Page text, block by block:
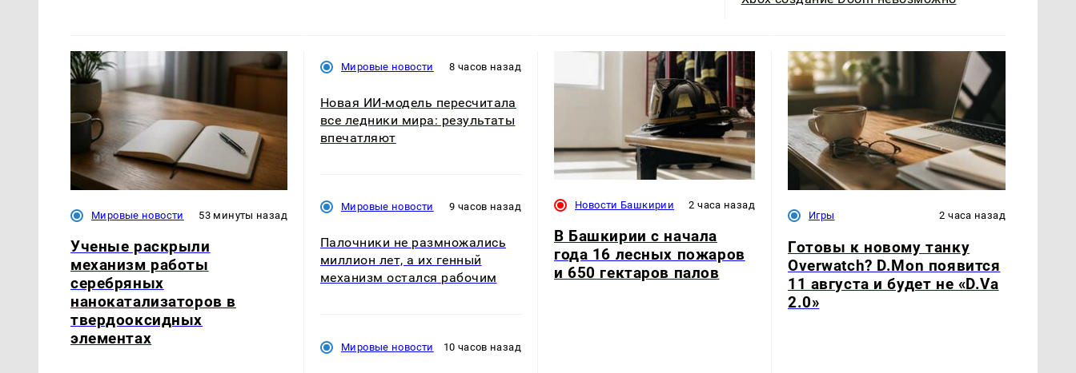
Мировые новости 53 минуты назад
Ученые раскрыли
механизм работы
серебряных
нанокатализаторов в
твердооксидных
элементах
Мировые новости 8 часов назад
Новая ИИ-модель пересчитала
все ледники мира: результаты
впечатляют
Мировые новости 9 часов назад
Палочники не размножались
миллион лет, а их генный
механизм остался рабочим
Мировые новости 10 часов назад
Новости Башкирии 2 часа назад
В Башкирии с начала
года 16 лесных пожаров
и 650 гектаров палов
Игры 2 часа назад
Готовы к новому танку
Overwatch? D.Mon появится
11 августа и будет не «D.Va
2.0»